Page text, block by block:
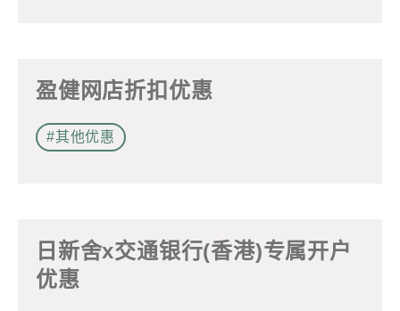
1.租務資訊 ​​
括直接銷售)及其他有關用途。
*我已閱讀並同意
盈健网店折扣优惠
#其他优惠
日新舍x交通银行(香港)专属开户
优惠